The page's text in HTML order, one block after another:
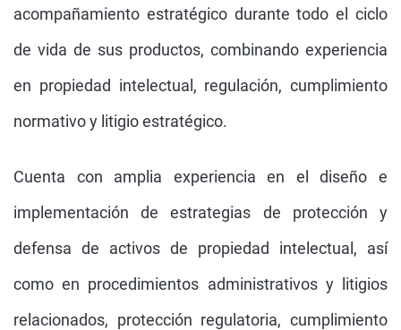
acompañamiento estratégico durante todo el ciclo
de vida de sus productos, combinando experiencia
en propiedad intelectual, regulación, cumplimiento
normativo y litigio estratégico.
Cuenta con amplia experiencia en el diseño e
implementación de estrategias de protección y
defensa de activos de propiedad intelectual, así
como en procedimientos administrativos y litigios
relacionados, protección regulatoria, cumplimiento